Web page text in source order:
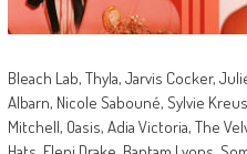
Bleach Lab, Thyla, Jarvis Cocker,
Albarn, Nicole Sabouné, Sylvie
Mitchell, Oasis, Adia Victoria, The